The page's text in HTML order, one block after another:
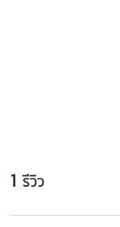
1 รีวิว